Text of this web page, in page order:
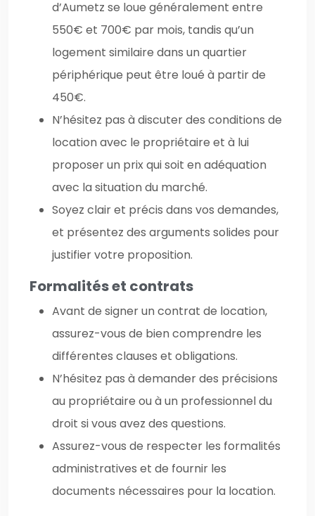
d’Aumetz se loue généralement entre
550€ et 700€ par mois, tandis qu’un
logement similaire dans un quartier
périphérique peut être loué à partir de
450€.
N’hésitez pas à discuter des conditions de
location avec le propriétaire et à lui
proposer un prix qui soit en adéquation
avec la situation du marché.
Soyez clair et précis dans vos demandes,
et présentez des arguments solides pour
justifier votre proposition.
Formalités et contrats
Avant de signer un contrat de location,
assurez-vous de bien comprendre les
différentes clauses et obligations.
N’hésitez pas à demander des précisions
au propriétaire ou à un professionnel du
droit si vous avez des questions.
Assurez-vous de respecter les formalités
administratives et de fournir les
documents nécessaires pour la location.